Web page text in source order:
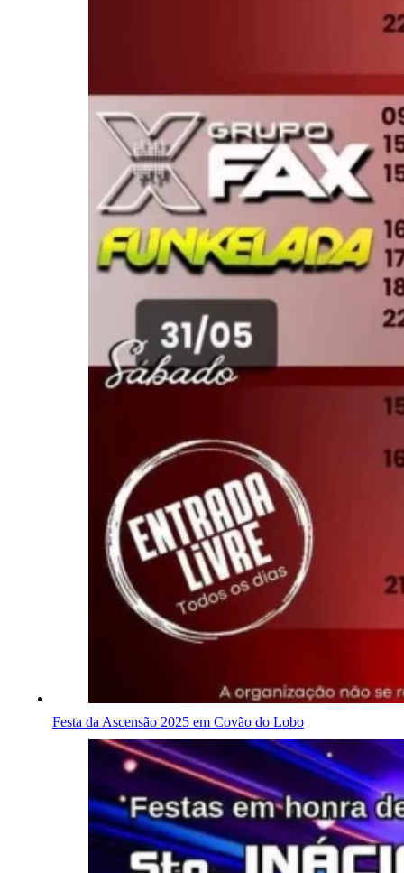
Festa da Ascensão 2025 em Covão do Lobo